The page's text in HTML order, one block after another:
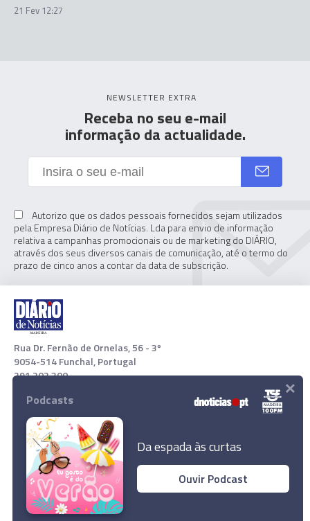
Kiev apela a ucranianos a abandonarem a
Rússia
21 Fev 12:27
NEWSLETTER EXTRA
Receba no seu e-mail
informação da actualidade.
Autorizo que os dados pessoais fornecidos sejam utilizados
pela Empresa Diário de Notícias. Lda para envio de informação
relativa a campanhas promocionais ou de marketing do DIÁRIO,
através dos seus diversos canais de comunicação, até o termo do
prazo de cinco anos a contar da data de subscrição.
Rua Dr. Fernão de Ornelas, 56 - 3º
9054-514 Funchal, Portugal
291 202 300
Download App
© 2022 Empresa Diário de Notícias, Lda. Todos os direitos
reservados.
Podcasts
Da espada às curtas
Ouvir Podcast
×